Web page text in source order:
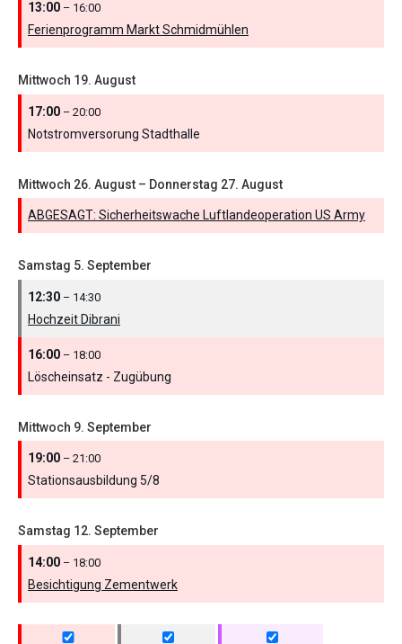
13:00 – 16:00
Ferienprogramm Markt Schmidmühlen
Mittwoch 19. August
17:00 – 20:00
Notstromversorung Stadthalle
Mittwoch 26. August – Donnerstag 27. August
ABGESAGT: Sicherheitswache Luftlandeoperation US Army
Samstag 5. September
12:30 – 14:30
Hochzeit Dibrani
16:00 – 18:00
Löscheinsatz - Zugübung
Mittwoch 9. September
19:00 – 21:00
Stationsausbildung 5/8
Samstag 12. September
14:00 – 18:00
Besichtigung Zementwerk